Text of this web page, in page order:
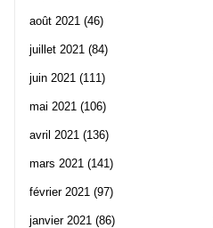
août 2021 (46)
juillet 2021 (84)
juin 2021 (111)
mai 2021 (106)
avril 2021 (136)
mars 2021 (141)
février 2021 (97)
janvier 2021 (86)